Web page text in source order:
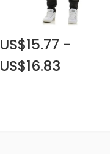
US$15.77 -
US$16.83